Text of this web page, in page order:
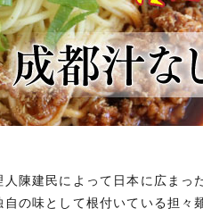
陳建民によって日本に広ま
の味として根付いている担々